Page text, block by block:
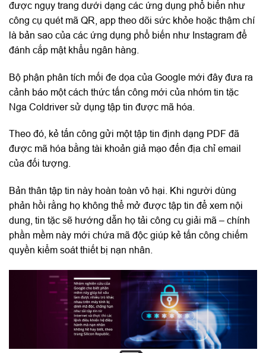
được ngụy trang dưới dạng các ứng dụng phổ biến như
công cụ quét mã QR, app theo dõi sức khỏe hoặc thậm chí
là bản sao của các ứng dụng phổ biến như Instagram để
đánh cắp mật khẩu ngân hàng.
Bộ phận phân tích mối đe dọa của Google mới đây đưa ra
cảnh báo một cách thức tấn công mới của nhóm tin tặc
Nga Coldriver sử dụng tập tin được mã hóa.
Theo đó, kẻ tấn công gửi một tập tin định dạng PDF đã
được mã hóa bằng tài khoản giả mạo đến địa chỉ email
của đối tượng.
Bản thân tập tin này hoàn toàn vô hại. Khi người dùng
phản hồi rằng họ không thể mở được tập tin để xem nội
dung, tin tặc sẽ hướng dẫn họ tải công cụ giải mã – chính
phần mềm này mới chứa mã độc giúp kẻ tấn công chiếm
quyền kiểm soát thiết bị nạn nhân.